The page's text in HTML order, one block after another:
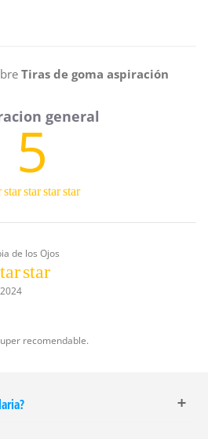
Tiras de goma aspiración
5
starstarstarstar
de los Ojos
star
recomendable.